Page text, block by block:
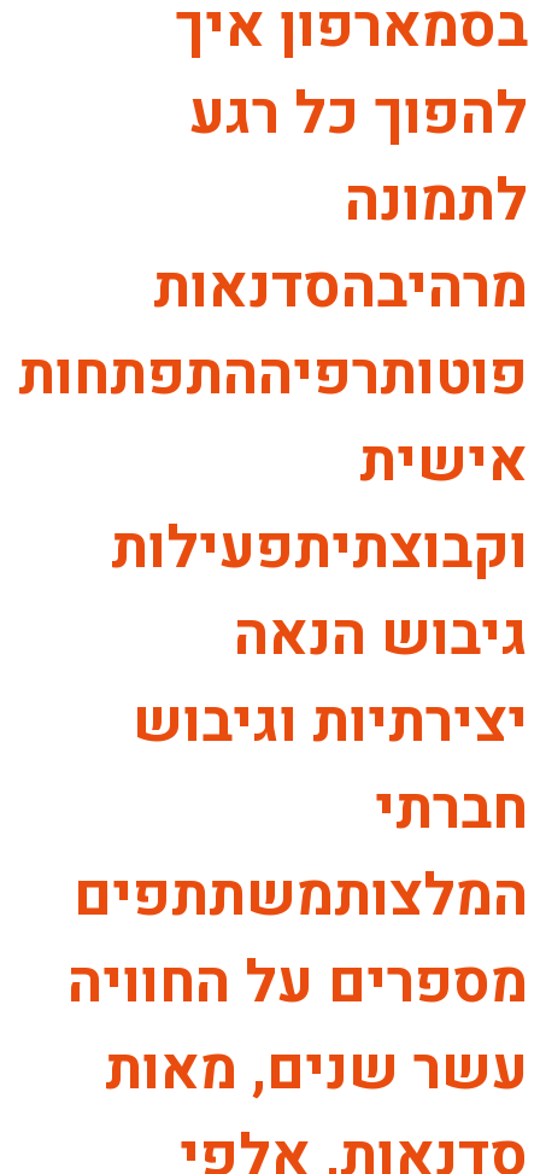
בסמארפון איך
להפוך כל רגע
לתמונה
מרהיבהסדנאות
פוטותרפיההתפתחות
אישית
וקבוצתיתפעילות
גיבוש הנאה
יצירתיות וגיבוש
חברתי
המלצותמשתתפים
מספרים על החוויה
עשר שנים, מאות
סדנאות, אלפי